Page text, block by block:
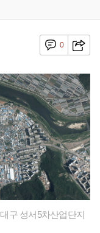
0
구 성서5차산업단지